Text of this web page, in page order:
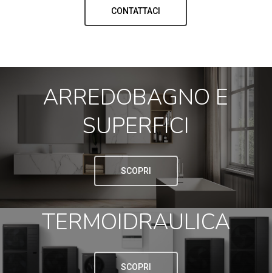
CONTATTACI
ARREDOBAGNO E
SUPERFICI
SCOPRI
TERMOIDRAULICA
SCOPRI